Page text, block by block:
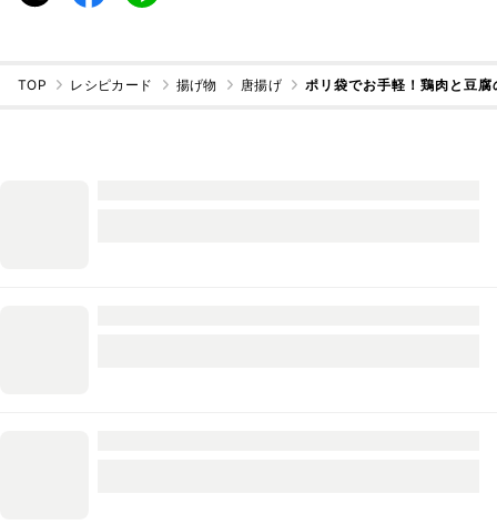
TOP レシピカード 揚げ物 唐揚げ ポリ袋でお手軽！鶏肉と豆腐